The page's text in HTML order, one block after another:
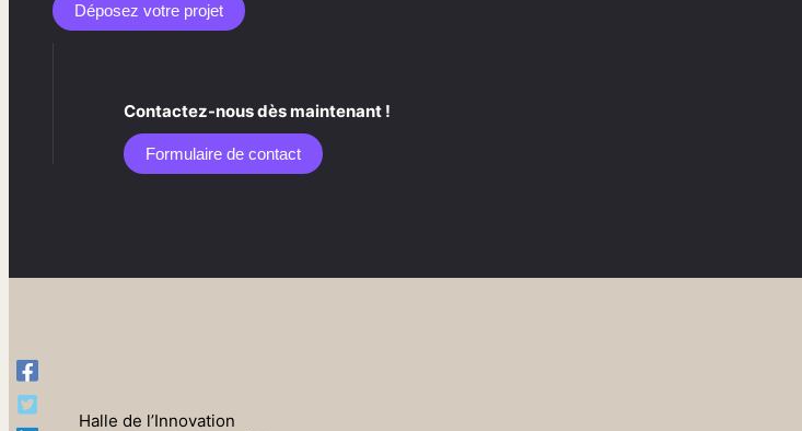
Déposez votre projet
Contactez-nous dès maintenant !
Formulaire de contact​
Halle de l’Innovation